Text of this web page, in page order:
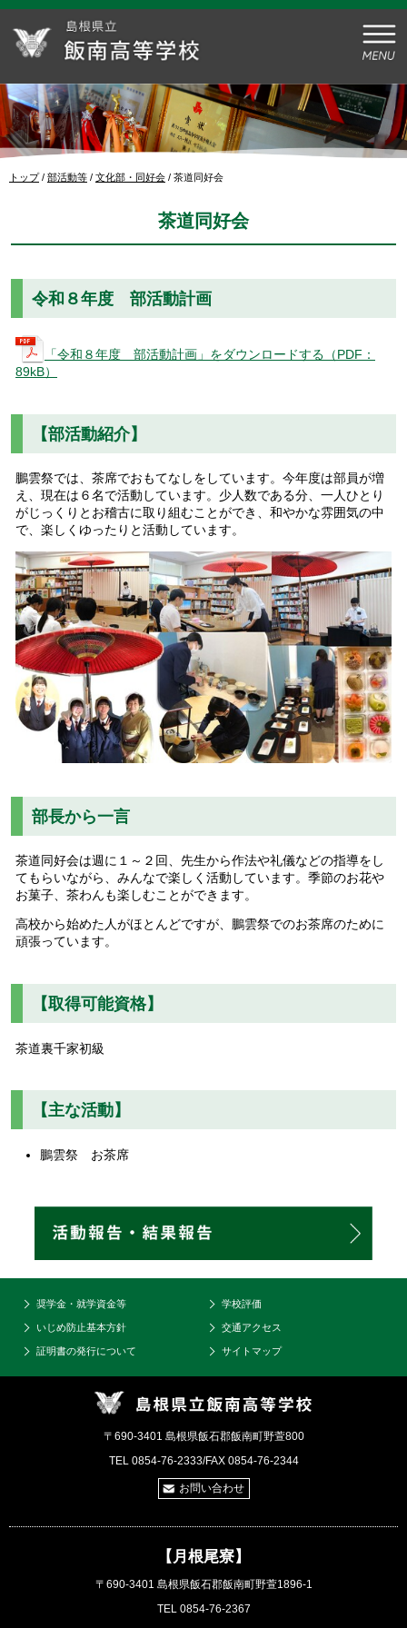
このページの本文へ
現
トップ/ 部活動等 / 文化部・同好会 / 茶道同好会
茶道同好会
令和８年度 部活動計画
「令和８年度 部活動計画」をダウンロードする（PDF：
89kB）
【部活動紹介】
鵬雲祭では、茶席でおもてなしをしています。今年度は部員が増
え、現在は６名で活動しています。少人数である分、一人ひとり
がじっくりとお稽古に取り組むことができ、和やかな雰囲気の中
で、楽しくゆったりと活動しています。
部長から一言
茶道同好会は週に１～２回、先生から作法や礼儀などの指導をし
てもらいながら、みんなで楽しく活動しています。季節のお花や
お菓子、茶わんも楽しむことができます。
高校から始めた人がほとんどですが、鵬雲祭でのお茶席のために
頑張っています。
【取得可能資格】
茶道裏千家初級
【主な活動】
鵬雲祭 お茶席
奨学金・就学資金等 学校評価
いじめ防止基本方針 交通アクセス
証明書の発行について サイトマップ
〒690-3401 島根県飯石郡飯南町野萱800
TEL 0854-76-2333/FAX 0854-76-2344
お問い合わせ
【月根尾寮】
〒690-3401 島根県飯石郡飯南町野萱1896-1
TEL 0854-76-2367